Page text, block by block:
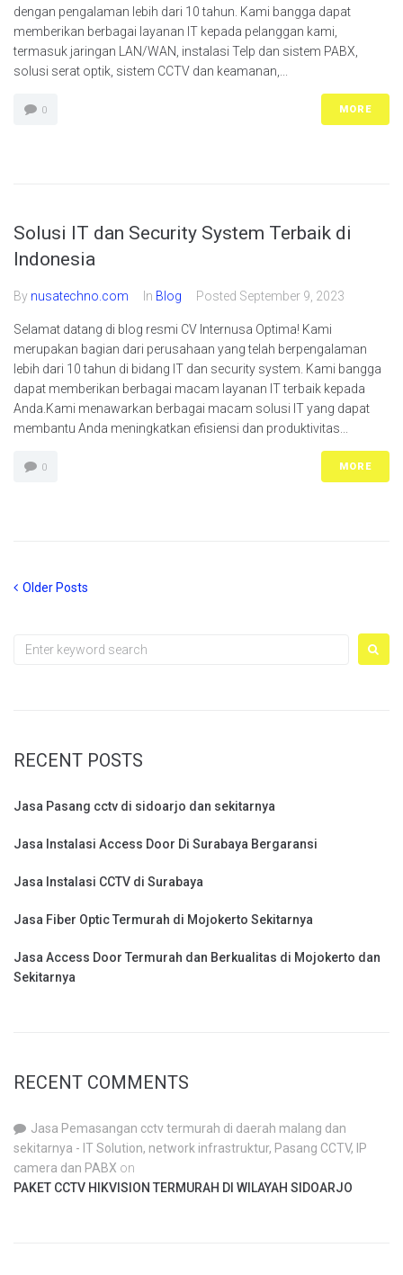
dengan pengalaman lebih dari 10 tahun. Kami bangga dapat
memberikan berbagai layanan IT kepada pelanggan kami,
termasuk jaringan LAN/WAN, instalasi Telp dan sistem PABX,
solusi serat optik, sistem CCTV dan keamanan,...
0 MORE
Solusi IT dan Security System Terbaik di
Indonesia
By nusatechno.com In Blog Posted September 9, 2023
Selamat datang di blog resmi CV Internusa Optima! Kami
merupakan bagian dari perusahaan yang telah berpengalaman
lebih dari 10 tahun di bidang IT dan security system. Kami bangga
dapat memberikan berbagai macam layanan IT terbaik kepada
Anda.Kami menawarkan berbagai macam solusi IT yang dapat
membantu Anda meningkatkan efisiensi dan produktivitas...
0 MORE
Posts
Older
Older Posts
Search
RECENT POSTS
Jasa Pasang cctv di sidoarjo dan sekitarnya
Jasa Instalasi Access Door Di Surabaya Bergaransi
Jasa Instalasi CCTV di Surabaya
Jasa Fiber Optic Termurah di Mojokerto Sekitarnya
Jasa Access Door Termurah dan Berkualitas di Mojokerto dan
Sekitarnya
RECENT COMMENTS
Jasa Pemasangan cctv termurah di daerah malang dan
sekitarnya - IT Solution, network infrastruktur, Pasang CCTV, IP
camera dan PABX on
PAKET CCTV HIKVISION TERMURAH DI WILAYAH SIDOARJO